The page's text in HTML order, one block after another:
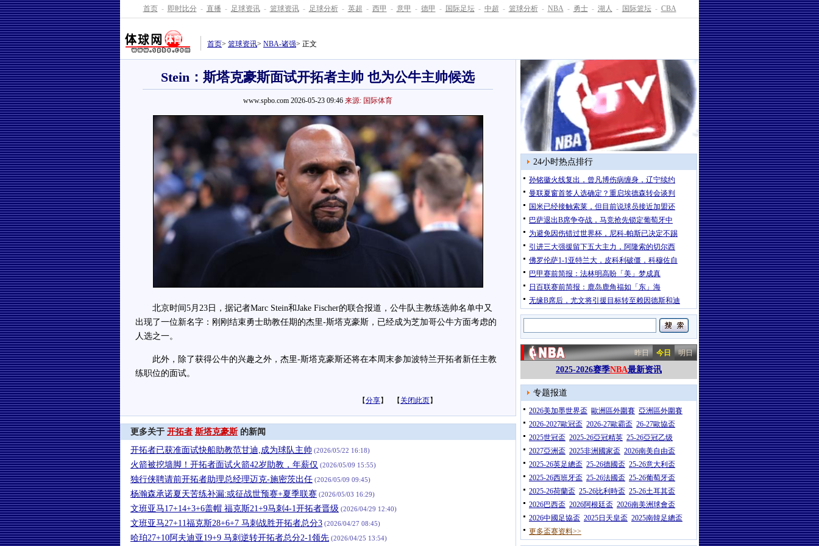
首页 - 即时比分 - 直播 - 足球资讯 - 篮球资讯 - 足球分析 - 英超 - 西甲 - 意甲 - 德甲 - 国际足坛 - 中超 - 篮球分析 - NBA - 勇士 - 湖人 - 国际篮坛 - CBA
首页> 篮球资讯> NBA-诸强> 正文
Stein：斯塔克豪斯面试开拓者主帅 也为公牛主帅候选
www.spbo.com 2026-05-23 09:46 来源: 国际体育
北京时间5月23日，据记者Marc Stein和Jake Fischer的联合报道，公牛队主教练选帅名单中又
出现了一位新名字：刚刚结束勇士助教任期的杰里-斯塔克豪斯，已经成为芝加哥公牛方面考虑的
人选之一。
此外，除了获得公牛的兴趣之外，杰里-斯塔克豪斯还将在本周末参加波特兰开拓者新任主教
练职位的面试。
【分享】 【 关闭此页】
更多关于 开拓者 斯塔克豪斯 的新闻
开拓者已获准面试快船助教范甘迪,成为球队主帅 (2026/05/22 16:18)
火箭被挖墙脚！开拓者面试火箭42岁助教，年薪仅 (2026/05/09 15:55)
独行侠聘请前开拓者助理总经理迈克-施密茨出任 (2026/05/09 09:45)
杨瀚森承诺夏天苦练补漏:或征战世预赛+夏季联赛 (2026/05/03 16:29)
文班亚马17+14+3+6盖帽 福克斯21+9马刺4-1开拓者晋级 (2026/04/29 12:40)
文班亚马27+11福克斯28+6+7 马刺战胜开拓者总分3 (2026/04/27 08:45)
哈珀27+10阿夫迪亚19+9 马刺逆转开拓者总分2-1领先 (2026/04/25 13:54)
24小时热点排行
孙铭徽火线复出，曾凡博伤病缠身，辽宁续约
曼联夏窗首签人选确定？重启埃德森转会谈判
国米已经接触索莱，但目前说球员接近加盟还
​巴萨退出B席争夺战，马竞抢先锁定葡萄牙中
为避免因伤错过世界杯，尼科-帕斯已决定不踢
引进三大强援留下五大主力，阿隆索的切尔西
佛罗伦萨1-1亚特兰大，皮科利破僵，科穆佐自
巴甲赛前简报：法林明高盼「美」梦成真
日百联赛前简报：鹿岛鹿角福如「东」海
无缘B席后，尤文将引援目标转至赖因德斯和迪
昨日 今日 明日
2025-2026赛季NBA最新资讯
专题报道
2026美加墨世界盃 歐洲區外圍賽 亞洲區外圍賽
2026-2027歐冠盃 2026-27歐霸盃 26-27歐協盃
2025世冠盃 2025-26亞冠精英 25-26亞冠乙级
2027亞洲盃 2025非洲國家盃 2026南美自由盃
2025-26英足總盃 25-26德國盃 25-26意大利盃
2025-26西班牙盃 25-26法國盃 25-26葡萄牙盃
2025-26荷蘭盃 25-26比利時盃 25-26土耳其盃
2026巴西盃 2026阿根廷盃 2026南美洲球會盃
2026中國足協盃 2025日天皇盃 2025南韓足總盃
更多盃赛资料>>